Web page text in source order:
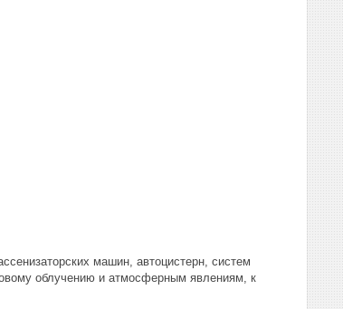
машин, автоцистерн, систем
облучению и атмосферным явлениям, к